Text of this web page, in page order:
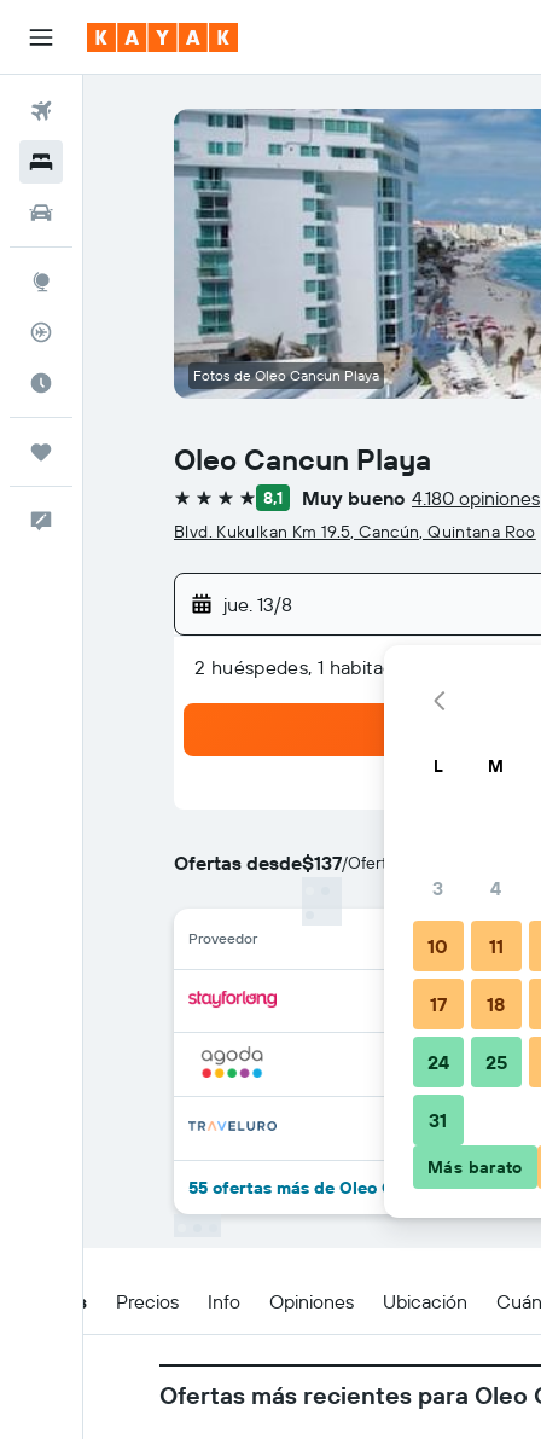
Comentarios
Oleo Cancun Playa
4 estrellas 8,1 Muy bueno 4.180 opiniones
Blvd. Kukulkan Km 19.5, Cancún, Quintana Roo
jue. 13/8
2 huéspedes, 1 habitación
Ofertas desde$137/Oferta más barata de
Proveedor
55 ofertas más de Oleo Cancun Playa
Fotos de Oleo Cancun Playa
Detalles Precios Info Opiniones Ubicación
Ofertas más recientes para Oleo
L M
3 4
10 11
17 18
24 25
31
Más barato